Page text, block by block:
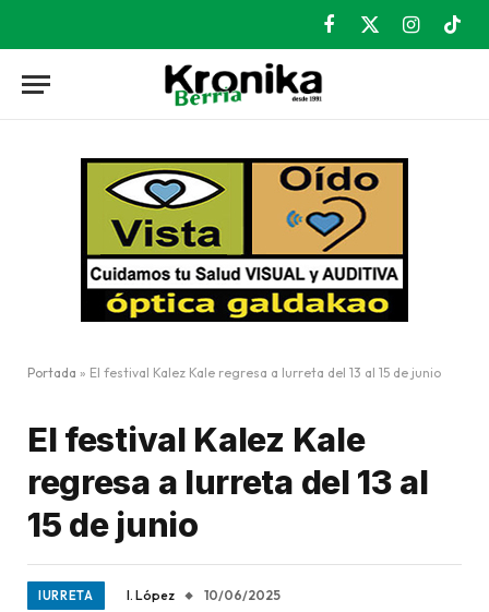
Facebook
X
Instagram
Portada » El festival Kalez Kale regresa a Iurreta del 13 al 15 de junio
El festival Kalez Kale
regresa a Iurreta del 13 al
15 de junio
IURRETA I. López 10/06/2025